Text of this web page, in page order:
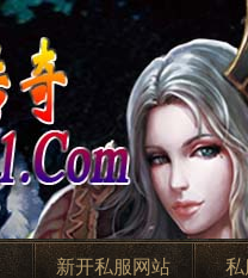
新开私服网站 私